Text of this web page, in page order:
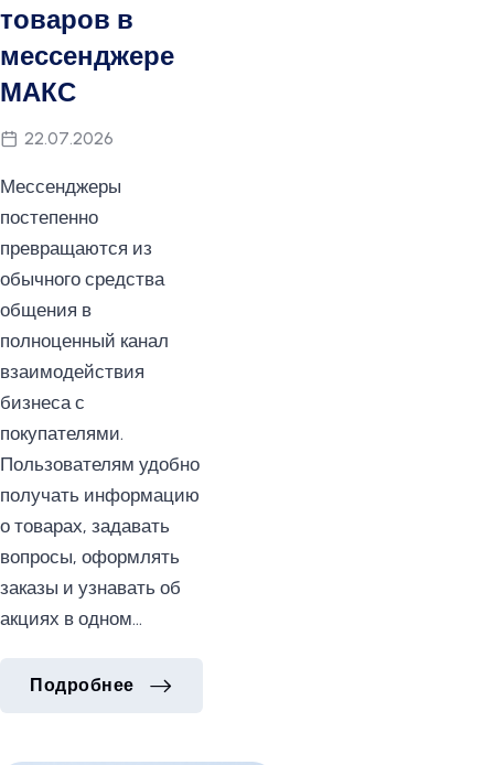
товаров в
мессенджере
МАКС
22.07.2026
Мессенджеры
постепенно
превращаются из
обычного средства
общения в
полноценный канал
взаимодействия
бизнеса с
покупателями.
Пользователям удобно
получать информацию
о товарах, задавать
вопросы, оформлять
заказы и узнавать об
акциях в одном…
Подробнее
Как быстро запустить продажи